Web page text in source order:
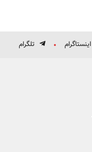
اینستاگرام تلگرام